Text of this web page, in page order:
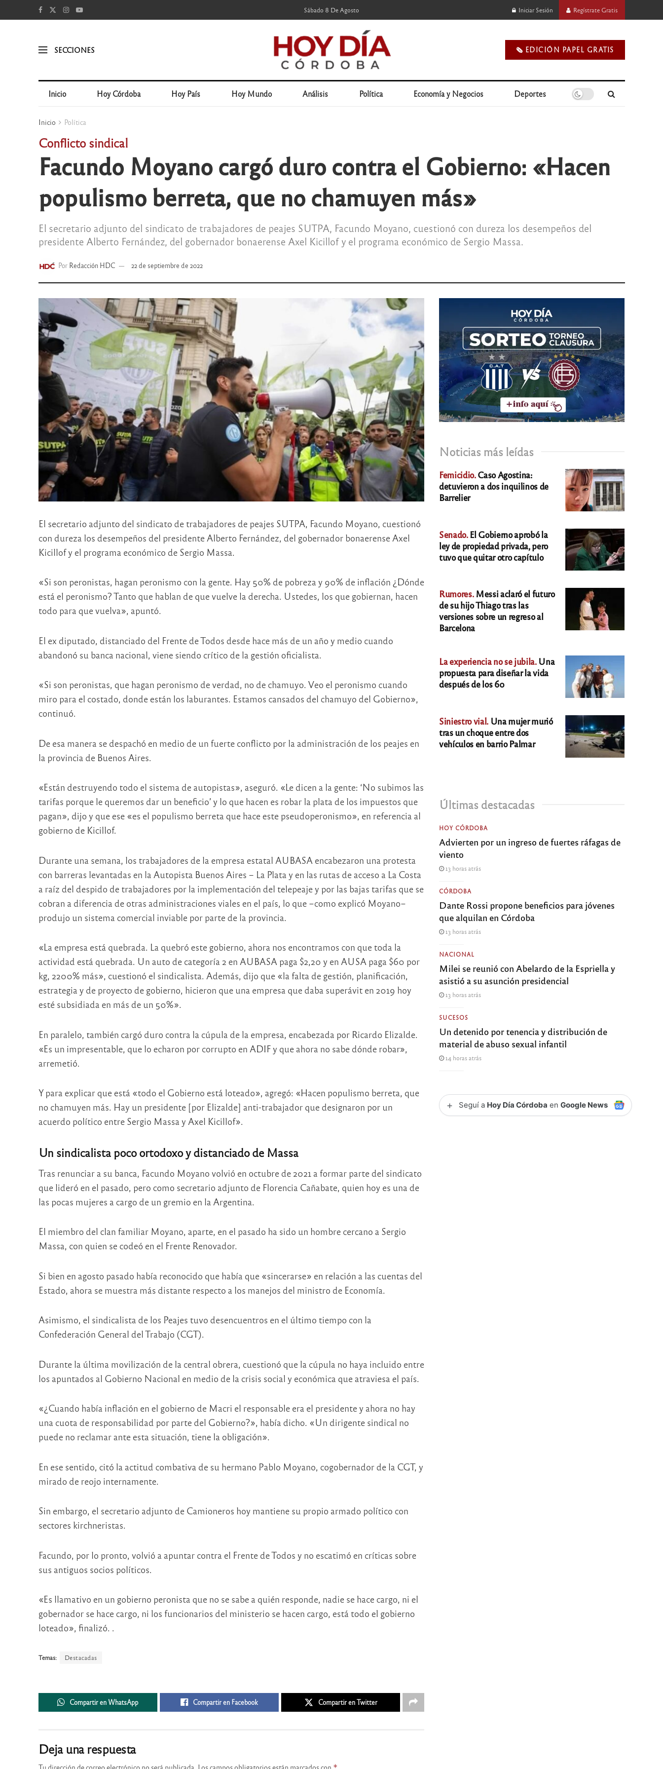
Sábado 8 De Agosto Iniciar Sesión Regístrate Gratis
SECCIONES 🗞️ EDICIÓN PAPEL GRATIS
Inicio Hoy Córdoba Hoy País Hoy Mundo Análisis Política Economía y Negocios Deportes
Inicio Política
Conflicto sindical
Facundo Moyano cargó duro contra el Gobierno: «Hacen
populismo berreta, que no chamuyen más»
El secretario adjunto del sindicato de trabajadores de peajes SUTPA, Facundo Moyano, cuestionó con dureza los desempeños del
presidente Alberto Fernández, del gobernador bonaerense Axel Kicillof y el programa económico de Sergio Massa.
Por Redacción HDC 22 de septiembre de 2022
El secretario adjunto del sindicato de trabajadores de peajes SUTPA, Facundo Moyano, cuestionó
con dureza los desempeños del presidente Alberto Fernández, del gobernador bonaerense Axel
Kicillof y el programa económico de Sergio Massa.
«Si son peronistas, hagan peronismo con la gente. Hay 50% de pobreza y 90% de inflación ¿Dónde
está el peronismo? Tanto que hablan de que vuelve la derecha. Ustedes, los que gobiernan, hacen
todo para que vuelva», apuntó.
El ex diputado, distanciado del Frente de Todos desde hace más de un año y medio cuando
abandonó su banca nacional, viene siendo crítico de la gestión oficialista.
«Si son peronistas, que hagan peronismo de verdad, no de chamuyo. Veo el peronismo cuando
miro para el costado, donde están los laburantes. Estamos cansados del chamuyo del Gobierno»,
continuó.
De esa manera se despachó en medio de un fuerte conflicto por la administración de los peajes en
la provincia de Buenos Aires.
«Están destruyendo todo el sistema de autopistas», aseguró. «Le dicen a la gente: ‘No subimos las
tarifas porque le queremos dar un beneficio’ y lo que hacen es robar la plata de los impuestos que
pagan», dijo y que ese «es el populismo berreta que hace este pseudoperonismo», en referencia al
gobierno de Kicillof.
Durante una semana, los trabajadores de la empresa estatal AUBASA encabezaron una protesta
con barreras levantadas en la Autopista Buenos Aires – La Plata y en las rutas de acceso a La Costa
a raíz del despido de trabajadores por la implementación del telepeaje y por las bajas tarifas que se
cobran a diferencia de otras administraciones viales en el país, lo que –como explicó Moyano–
produjo un sistema comercial inviable por parte de la provincia.
«La empresa está quebrada. La quebró este gobierno, ahora nos encontramos con que toda la
actividad está quebrada. Un auto de categoría 2 en AUBASA paga $2,20 y en AUSA paga $60 por
kg, 2200% más», cuestionó el sindicalista. Además, dijo que «la falta de gestión, planificación,
estrategia y de proyecto de gobierno, hicieron que una empresa que daba superávit en 2019 hoy
esté subsidiada en más de un 50%».
En paralelo, también cargó duro contra la cúpula de la empresa, encabezada por Ricardo Elizalde.
«Es un impresentable, que lo echaron por corrupto en ADIF y que ahora no sabe dónde robar»,
arremetió.
Y para explicar que está «todo el Gobierno está loteado», agregó: «Hacen populismo berreta, que
no chamuyen más. Hay un presidente [por Elizalde] anti-trabajador que designaron por un
acuerdo político entre Sergio Massa y Axel Kicillof».
Un sindicalista poco ortodoxo y distanciado de Massa
Tras renunciar a su banca, Facundo Moyano volvió en octubre de 2021 a formar parte del sindicato
que lideró en el pasado, pero como secretario adjunto de Florencia Cañabate, quien hoy es una de
las pocas mujeres a cargo de un gremio en la Argentina.
El miembro del clan familiar Moyano, aparte, en el pasado ha sido un hombre cercano a Sergio
Massa, con quien se codeó en el Frente Renovador.
Si bien en agosto pasado había reconocido que había que «sincerarse» en relación a las cuentas del
Estado, ahora se muestra más distante respecto a los manejos del ministro de Economía.
Asimismo, el sindicalista de los Peajes tuvo desencuentros en el último tiempo con la
Confederación General del Trabajo (CGT).
Durante la última movilización de la central obrera, cuestionó que la cúpula no haya incluido entre
los apuntados al Gobierno Nacional en medio de la crisis social y económica que atraviesa el país.
«¿Cuando había inflación en el gobierno de Macri el responsable era el presidente y ahora no hay
una cuota de responsabilidad por parte del Gobierno?», había dicho. «Un dirigente sindical no
puede no reclamar ante esta situación, tiene la obligación».
En ese sentido, citó la actitud combativa de su hermano Pablo Moyano, cogobernador de la CGT, y
mirado de reojo internamente.
Sin embargo, el secretario adjunto de Camioneros hoy mantiene su propio armado político con
sectores kirchneristas.
Facundo, por lo pronto, volvió a apuntar contra el Frente de Todos y no escatimó en críticas sobre
sus antiguos socios políticos.
«Es llamativo en un gobierno peronista que no se sabe a quién responde, nadie se hace cargo, ni el
gobernador se hace cargo, ni los funcionarios del ministerio se hacen cargo, está todo el gobierno
loteado», finalizó. .
Temas: Destacadas
Compartir en WhatsApp Compartir en Facebook Compartir en Twitter
Deja una respuesta
Tu dirección de correo electrónico no será publicada. Los campos obligatorios están marcados con
Noticias más leídas
Femicidio.Caso Agostina:
detuvieron a dos inquilinos de
Barrelier
Senado.El Gobierno aprobó la
ley de propiedad privada, pero
tuvo que quitar otro capítulo
Rumores.Messi aclaró el futuro
de su hijo Thiago tras las
versiones sobre un regreso al
Barcelona
La experiencia no se jubila.Una
propuesta para diseñar la vida
después de los 60
Siniestro vial. Una mujer murió
tras un choque entre dos
vehículos en barrio Palmar
Últimas destacadas
HOY CÓRDOBA
Advierten por un ingreso de fuertes ráfagas de
viento
13 horas atrás
CÓRDOBA
Dante Rossi propone beneficios para jóvenes
que alquilan en Córdoba
13 horas atrás
NACIONAL
Milei se reunió con Abelardo de la Espriella y
asistió a su asunción presidencial
13 horas atrás
SUCESOS
Un detenido por tenencia y distribución de
material de abuso sexual infantil
14 horas atrás
+ Seguí a Hoy Día Córdoba enGoogle News